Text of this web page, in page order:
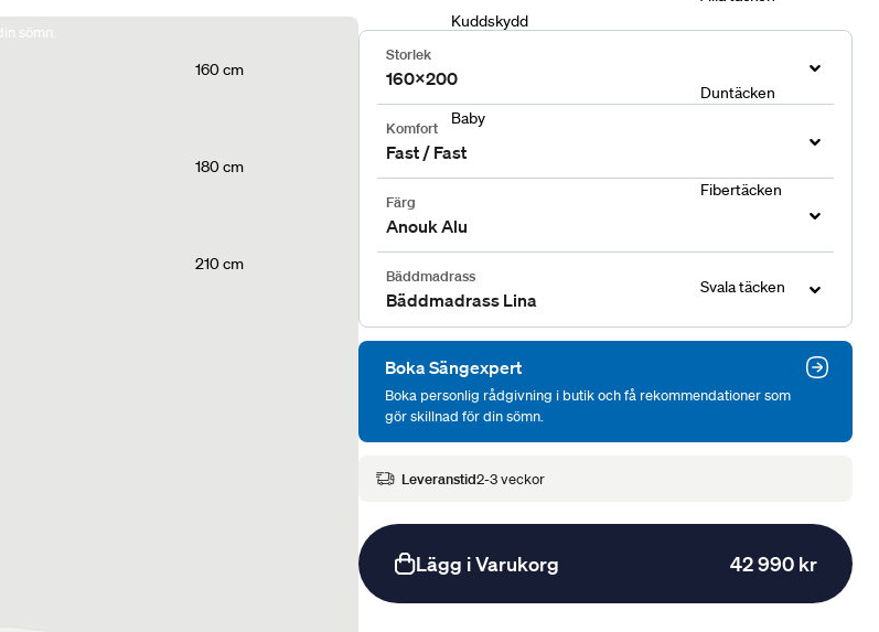
sömn.
160 cm
180 cm
210 cm
Kuddskydd
Baby
Duntäcken
Fibertäcken
Svala täcken
Storlek
160x200
Komfort
Fast / Fast
Färg
Anouk Alu
Bäddmadrass
Bäddmadrass Lina
Boka Sängexpert
Boka personlig rådgivning i butik och få rekommendationer som
gör skillnad för din sömn.
Leveranstid2-3 veckor
Lägg i Varukorg 42 990 kr